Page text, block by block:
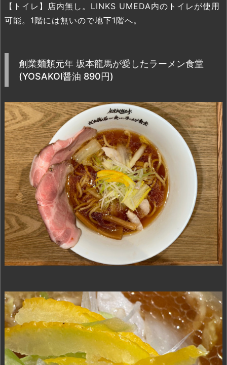
【トイレ】店内無し。LINKS UMEDA内のトイレが使用
可能。1階には無いので地下1階へ。
創業麺類元年 坂本龍馬が愛したラーメン食堂
(YOSAKOI醤油 890円)